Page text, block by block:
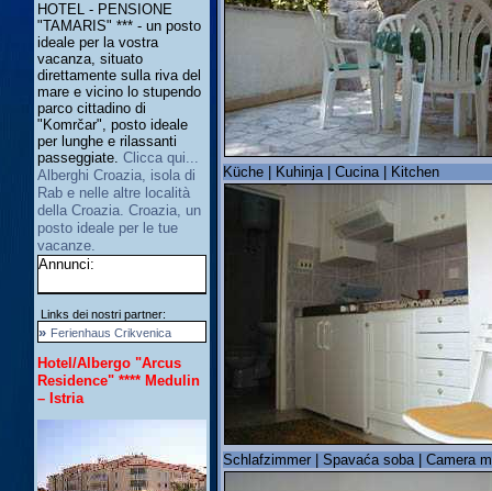
HOTEL - PENSIONE
"TAMARIS" *** - un posto
ideale per la vostra
vacanza, situato
direttamente sulla riva del
mare e vicino lo stupendo
parco cittadino di
"Komrčar", posto ideale
per lunghe e rilassanti
passeggiate. Clicca qui...
Alberghi Croazia, isola di
Rab e nelle altre località
della Croazia. Croazia, un
posto ideale per le tue
vacanze.
Annunci:
Links dei nostri partner:
» Ferienhaus Crikvenica
Hotel/Albergo "Arcus
Residence" **** Medulin
– Istria
Küche | Kuhinja | Cucina | Kitchen
Schlafzimmer | Spavaća soba | Camera